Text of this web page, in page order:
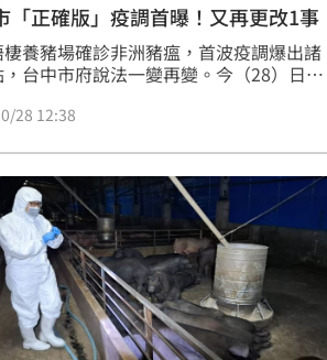
「正確版」疫調首曝！又再更改1事
養豬場確診非洲豬瘟，首波疫調爆出諸
台中市府說法一變再變。今（28）日上
記者會，公佈「正確版」疫調時間軸，
日時推測梧棲案場內猝死的20隻豬隻罹
」，且參與獸醫數增為4人。
28 12:38